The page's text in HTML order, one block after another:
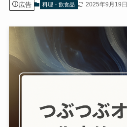
広告 料理・飲食品 2025年9月19日